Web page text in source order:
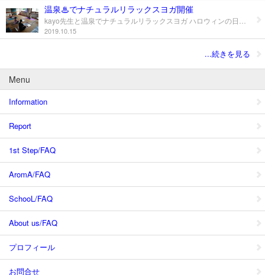
温泉♨でナチュラルリラックスヨガ開催
2019.10.15
...続きを見る
Menu
Information
Report
1st Step/FAQ
AromA/FAQ
SchooL/FAQ
About us/FAQ
プロフィール
お問合せ